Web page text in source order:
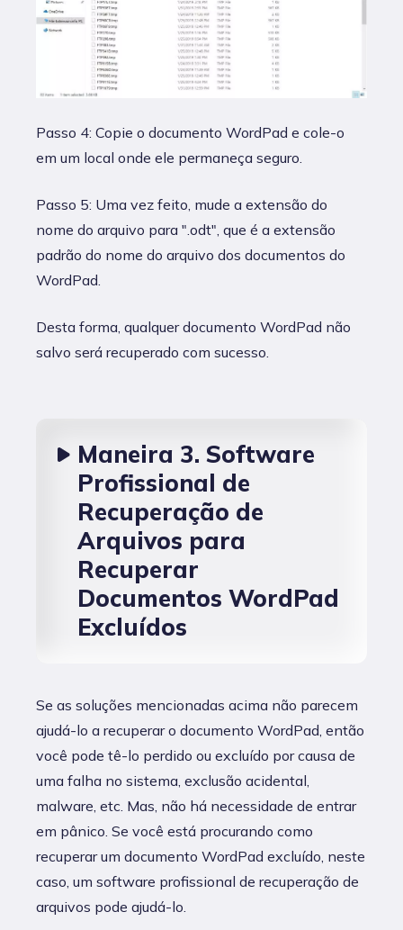
Passo 4: Copie o documento WordPad e cole-o
em um local onde ele permaneça seguro.
Passo 5: Uma vez feito, mude a extensão do
nome do arquivo para ".odt", que é a extensão
padrão do nome do arquivo dos documentos do
WordPad.
Desta forma, qualquer documento WordPad não
salvo será recuperado com sucesso.
Maneira 3. Software
Profissional de
Recuperação de
Arquivos para
Recuperar
Documentos WordPad
Excluídos
Se as soluções mencionadas acima não parecem
ajudá-lo a recuperar o documento WordPad, então
você pode tê-lo perdido ou excluído por causa de
uma falha no sistema, exclusão acidental,
malware, etc. Mas, não há necessidade de entrar
em pânico. Se você está procurando como
recuperar um documento WordPad excluído, neste
caso, um software profissional de recuperação de
arquivos pode ajudá-lo.